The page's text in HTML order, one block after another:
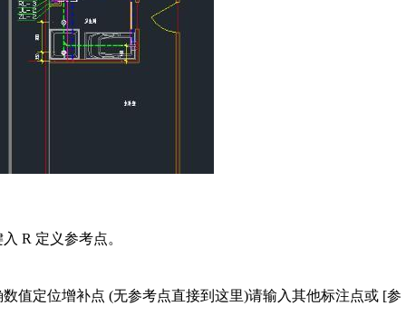
R 定义参考点。
值定位增补点 (无参考点直接到这里)请输入其他标注点或 [参